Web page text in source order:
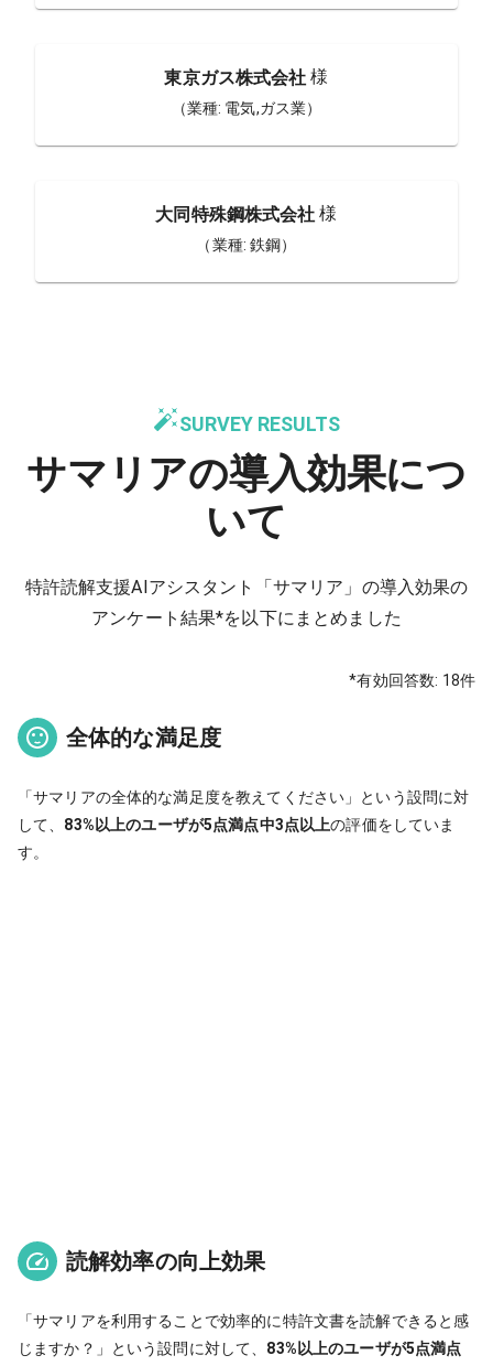
東京ガス株式会社 様
（業種: 電気,ガス業）
大同特殊鋼株式会社 様
（業種:鉄鋼）
SURVEY RESULTS
サマリアの導入効果につ
いて
特許読解支援AIアシスタント「サマリア」の導入効果の
アンケート結果*を以下にまとめました
*有効回答数: 18件
全体的な満足度
「サマリアの全体的な満足度を教えてください」という設問に対
して、 83%以上のユーザが5点満点中3点以上の評価をしていま
す。
読解効率の向上効果
「サマリアを利用することで効率的に特許文書を読解できると感
じますか？」という設問に対して、 83%以上のユーザが5点満点